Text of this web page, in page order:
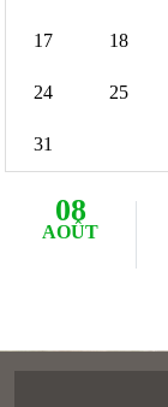
17 18
24 25
31
08
AOÛT